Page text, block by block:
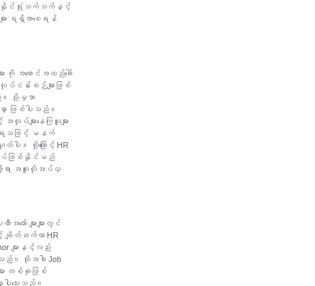
ရွက်နိုင်ရုံသက်သက်နှင့်
ား ရရှိလာစေရန်
း ကို အကောင်အထည်ဖေါ်
ငန်းစဉ်များဖြစ်
။ သို့မှသာ
ာ ဖြစ်ပါသည်။
များနေကြသူများ
ရသဖြင့် မနက်
ပါ။ ထို့ကြောင့် HR
ပ်ဖြစ်နိုင်မည်
ရာ အထူးလိုအပ်လှ
များများတွင်
င့် ချိတ်ဆက်ကာ HR
များနှင့်လည်း
သည်။ ထိုအခါ Job
း တစ်ခုဖြစ်
ါသေးသည်။